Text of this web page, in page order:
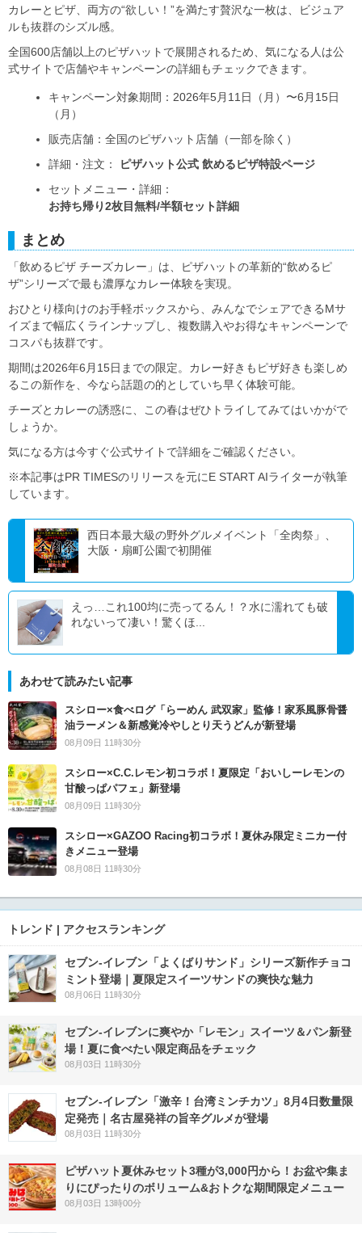
カレーとピザ、両方の“欲しい！”を満たす贅沢な一枚は、ビジュア
ルも抜群のシズル感。
全国600店舗以上のピザハットで展開されるため、気になる人は公
式サイトで店舗やキャンペーンの詳細もチェックできます。
キャンペーン対象期間：2026年5月11日（月）〜6月15日
（月）
販売店舗：全国のピザハット店舗（一部を除く）
詳細・注文：
ピザハット公式 飲めるピザ特設ページ
セットメニュー・詳細：
お持ち帰り2枚目無料/半額セット詳細
まとめ
「飲めるピザ チーズカレー」は、ピザハットの革新的“飲めるピ
ザ”シリーズで最も濃厚なカレー体験を実現。
おひとり様向けのお手軽ボックスから、みんなでシェアできるMサ
イズまで幅広くラインナップし、複数購入やお得なキャンペーンで
コスパも抜群です。
期間は2026年6月15日までの限定。カレー好きもピザ好きも楽しめ
るこの新作を、今なら話題の的としていち早く体験可能。
チーズとカレーの誘惑に、この春はぜひトライしてみてはいかがで
しょうか。
気になる方は今すぐ公式サイトで詳細をご確認ください。
※本記事はPR TIMESのリリースを元にE START AIライターが執筆
しています。
西日本最大級の野外グルメイベント「全肉祭」、
大阪・扇町公園で初開催
えっ…これ100均に売ってるん！？水に濡れても破
れないって凄い！驚くほ...
あわせて読みたい記事
スシロー×食べログ「らーめん 武双家」監修！家系風豚骨醤
油ラーメン＆新感覚冷やしとり天うどんが新登場
08月09日 11時30分
スシロー×C.C.レモン初コラボ！夏限定「おいしーレモンの
甘酸っぱパフェ」新登場
08月09日 11時30分
スシロー×GAZOO Racing初コラボ！夏休み限定ミニカー付
きメニュー登場
08月08日 11時30分
トレンド | アクセスランキング
セブン‐イレブン「よくばりサンド」シリーズ新作チョコ
ミント登場｜夏限定スイーツサンドの爽快な魅力
08月06日 11時30分
セブン‐イレブンに爽やか「レモン」スイーツ＆パン新登
場！夏に食べたい限定商品をチェック
08月03日 11時30分
セブン-イレブン「激辛！台湾ミンチカツ」8月4日数量限
定発売｜名古屋発祥の旨辛グルメが登場
08月03日 11時30分
ピザハット夏休みセット3種が3,000円から！お盆や集ま
りにぴったりのボリューム&おトクな期間限定メニュー
08月03日 13時00分